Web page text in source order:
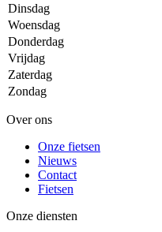
Dinsdag
Woensdag
Donderdag
Vrijdag
Zaterdag
Zondag
Over ons
Onze fietsen
Nieuws
Contact
Fietsen
Onze diensten